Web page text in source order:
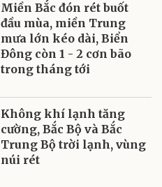
Miền Bắc đón rét buốt
đầu mùa, miền Trung
mưa lớn kéo dài, Biển
Đông còn 1 - 2 cơn bão
trong tháng tới
Không khí lạnh tăng
cường, Bắc Bộ và Bắc
Trung Bộ trời lạnh, vùng
núi rét